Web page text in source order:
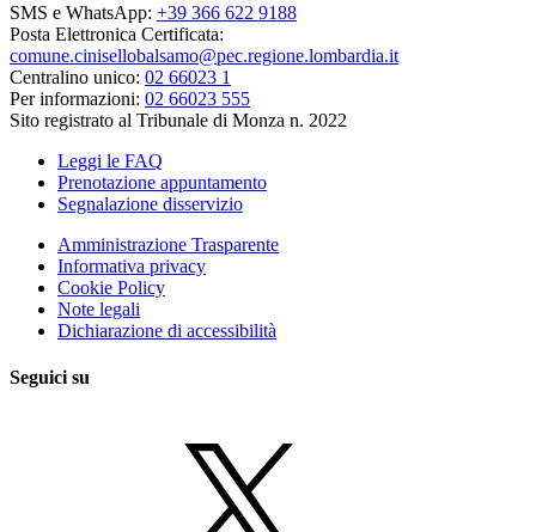
SMS e WhatsApp: +39 366 622 9188
Posta Elettronica Certificata:
comune.cinisellobalsamo@pec.regione.lombardia.it
Centralino unico: 02 66023 1
Per informazioni: 02 66023 555
Sito registrato al Tribunale di Monza n. 2022
Leggi le FAQ
Prenotazione appuntamento
Segnalazione disservizio
Amministrazione Trasparente
Informativa privacy
Cookie Policy
Note legali
Dichiarazione di accessibilità
Seguici su